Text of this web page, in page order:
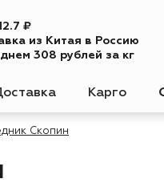
₽
из Китая в Россию
308 рублей за кг
Карго
Скопин